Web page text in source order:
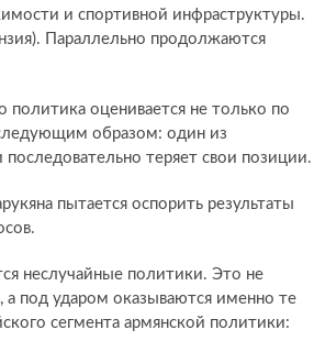
и спортивной инфраструктуры.
Параллельно продолжаются
оценивается не только по
образом: один из
теряет свои позиции.
пытается оспорить результаты
неслучайные политики. Это не
под ударом оказываются именно те
сегмента армянской политики: